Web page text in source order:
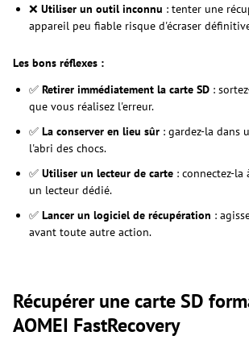
❌ Utiliser un outil inconnu : tenter une
appareil peu fiable risque d'écraser
Les bons réflexes :
✅ Retirer immédiatement la carte SD :
que vous réalisez l'erreur.
✅ La conserver en lieu sûr : gardez-la dans
l'abri des chocs.
✅ Utiliser un lecteur de carte : connectez-
un lecteur dédié.
✅ Lancer un logiciel de récupération :
avant toute autre action.
Récupérer une carte SD
AOMEI FastRecovery